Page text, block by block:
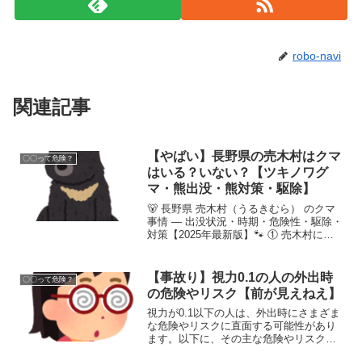
robo-navi
関連記事
〇〇って危険？
【やばい】長野県の売木村はクマ
はいる？いない？【ツキノワグ
マ・熊出没・熊対策・駆除】
🐻 長野県 売木村（うるきむら） のクマ
事情 — 出没状況・時期・危険性・駆除・
対策【2025年最新版】🐾 ① 売木村にク
県内の熊出没情報を見ると、売木村周辺
（下伊那郡...
〇〇って危険？
【事故り】視力0.1の人の外出時
の危険やリスク【前が見えねえ】
視力が0.1以下の人は、外出時にさまざま
な危険やリスクに直面する可能性があり
ます。以下に、その主な危険やリスクを